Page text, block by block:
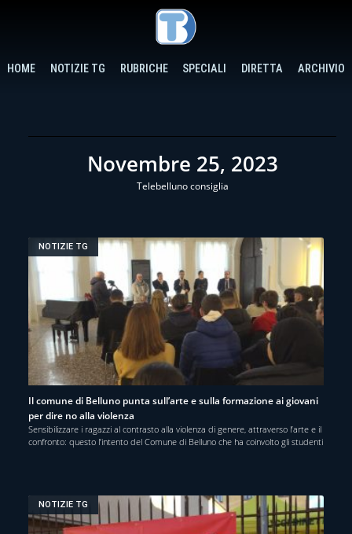
HOME NOTIZIE TG RUBRICHE SPECIALI DIRETTA ARCHIVIO
Novembre 25, 2023
Telebelluno consiglia
NOTIZIE TG
Il comune di Belluno punta sull’arte e sulla formazione ai giovani
per dire no alla violenza
Sensibilizzare i ragazzi al contrasto alla violenza di genere, attraverso l’arte e il
confronto: questo l’intento del Comune di Belluno che ha coinvolto gli studenti
NOTIZIE TG